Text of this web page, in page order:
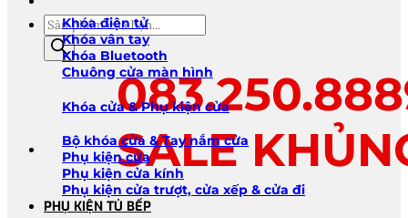
Tìm
kiếm
sản
phẩm
SALE
Khóa điện tử
Khóa vân tay
Khóa Bluetooth
Chuông cửa màn hình
Khóa cửa & Phụ kiện cửa
Bộ khóa cửa & Tay nắm cửa
Phụ kiện cửa
Phụ kiện cửa kính
Phụ kiện cửa trượt, cửa xếp & cửa đi
PHỤ KIỆN TỦ BẾP